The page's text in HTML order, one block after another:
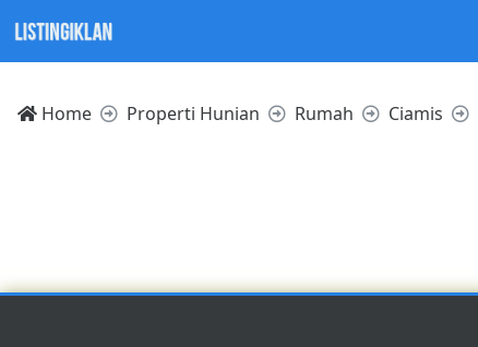
Home Properti Hunian Rumah Ciamis